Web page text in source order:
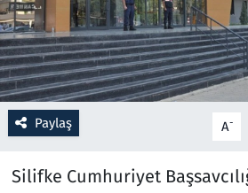
Paylaş A-
Silifke Cumhuriyet
Sağlık
Savunma Sanayi
Seçim 2023